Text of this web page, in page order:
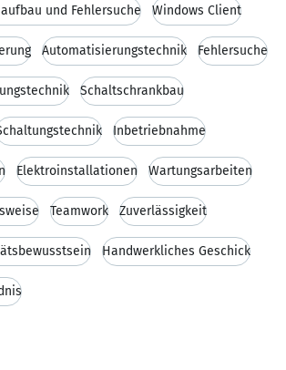
und Fehlersuche Windows Client
Automatisierungstechnik Fehlersuche
Schaltschrankbau
Inbetriebnahme
Elektroinstallationen Wartungsarbeiten
Teamwork Zuverlässigkeit
Handwerkliches Geschick